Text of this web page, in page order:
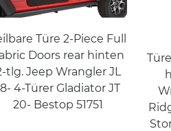
Türe 2-Piece Full
Doors rear hinten
tlg. Jeep Wrangler JL
4-Türer Gladiator JT
20- Bestop 51751